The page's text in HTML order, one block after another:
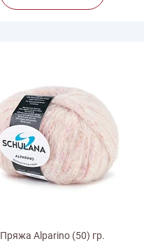
Пряжа Alparino (50) гр.